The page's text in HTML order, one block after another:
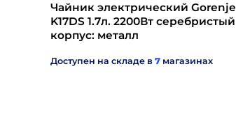
Чайник электрический Gorenje
K17DS 1.7л. 2200Вт серебристый
корпус: металл
Доступен на складе в 7 магазинах